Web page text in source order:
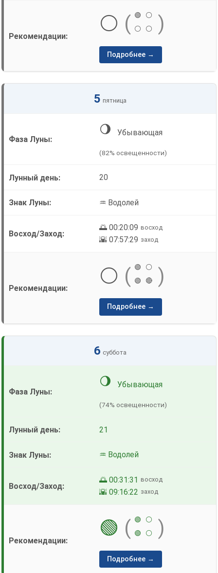
⚪ ( 🟢
⚪
⚪
⚪ )
Подробнее →
5 пятница
🌖 Убывающая
(82% освещенности)
20
♒ Водолей
🌅 00:20:09 восход
🌇 07:57:29 заход
⚪ ( 🟢
⚪
🟢
🔴 )
Подробнее →
6 суббота
🌖 Убывающая
(74% освещенности)
21
♒ Водолей
🌅 00:31:31 восход
🌇 09:16:22 заход
🟢 ( 🟢
⚪
🟢
⚪ )
Подробнее →